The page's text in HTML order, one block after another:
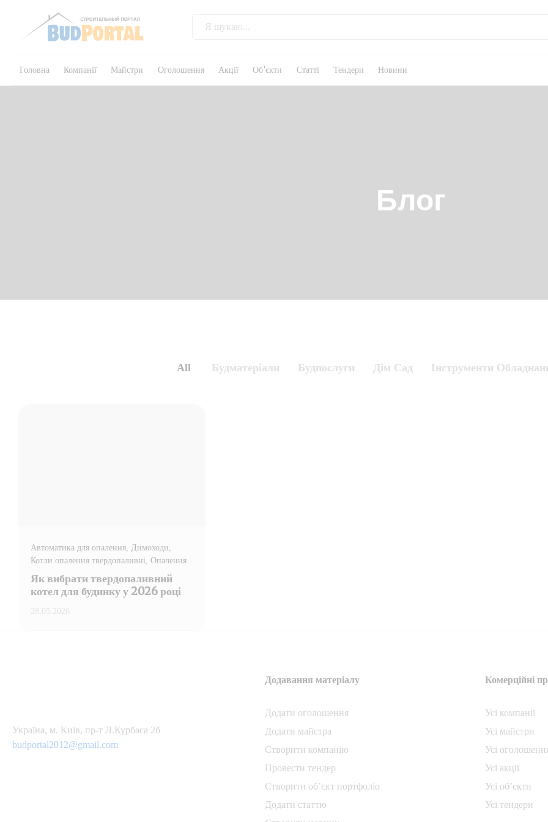
Головна Компанії Майстри Оголошення Акції Об’єкти Статті Тендери Новини
Блог
All Будматеріали Будпослуги Дім Сад Інструменти
Автоматика для опалення , Димоходи
Котли опалення твердопаливні , Опалення
Як вибрати твердопаливний
котел для будинку у 2026 році
28.05.2026
Українa, м. Київ, пр-т Л.Курбаса 2б
budportal2012@gmail.com
Додавання матеріалу
Додати oголошення
Додати майстра
Створити компанiю
Провести тендер
Створити об’єкт портфоліо
Додати статтю
Комерційні
Усі компанії
Усі майстри
Усі
Усі акції
Усі об’єкти
Усі тендери